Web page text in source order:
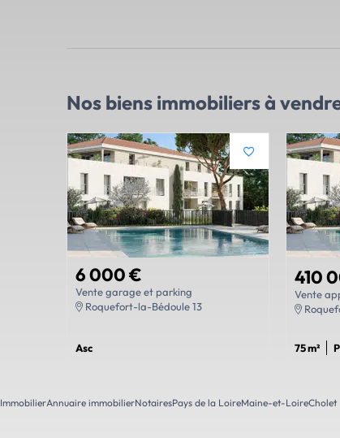
Nos biens immobiliersà
6 000 €
Vente garage et parking
Roquefort-la-Bédoule 13
Asc
410
Vente
75 m²
ImmobilierAnnuaire immobilierNotairesPays de la LoireMaine-et-LoireCholet